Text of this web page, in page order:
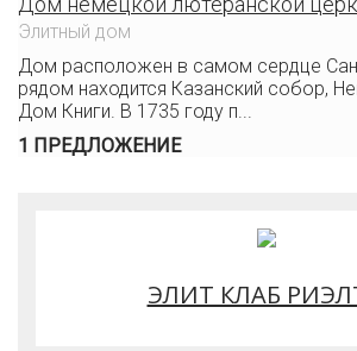
Элитный дом
Дом расположен в самом сердце
рядом находится Казанский собор,
Дом Книги. В 1735 году п...
1 ПРЕДЛОЖЕНИЕ
ЭЛИТ КЛАБ